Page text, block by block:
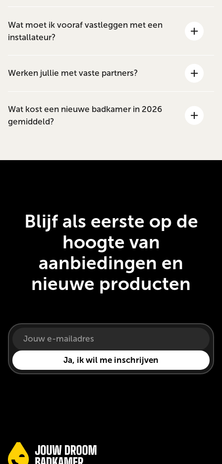
Wat moet ik vooraf vastleggen met een
installateur?
Werken jullie met vaste partners?
Wat kost een nieuwe badkamer in 2026
gemiddeld?
Blijf als eerste op de
hoogte van
aanbiedingen en
nieuwe producten